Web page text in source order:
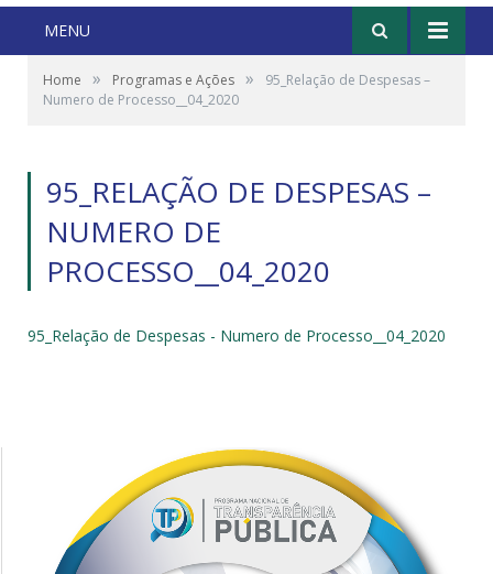
MENU
Home » Programas e Ações »
95_Relação de Despesas –
Numero de Processo__04_2020
95_RELAÇÃO DE DESPESAS –
NUMERO DE
PROCESSO__04_2020
95_Relação de Despesas - Numero de Processo__04_2020